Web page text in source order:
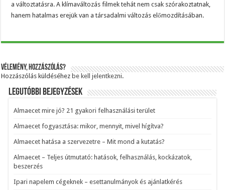
a változtatásra. A klímaváltozás filmek tehát nem csak szórakoztatnak,
hanem hatalmas erejük van a társadalmi változás előmozdításában.
Vélemény, hozzászólás?
Hozzászólás küldéséhez be kell jelentkezni.
Legutóbbi bejegyzések
Almaecet mire jó? 21 gyakori felhasználási terület
Almaecet fogyasztása: mikor, mennyit, mivel hígítva?
Almaecet hatása a szervezetre – Mit mond a kutatás?
Almaecet – Teljes útmutató: hatások, felhasználás, kockázatok,
beszerzés
Ipari napelem cégeknek – esettanulmányok és ajánlatkérés